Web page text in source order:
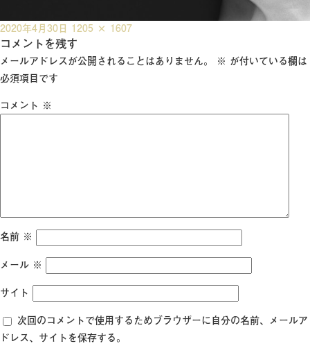
投
稿
日:
2020年4月30日 フ
ル
サ
1205 × 1607
コメントを残す
メールアドレスが公開されることはありません。 ※ が付いている欄は
必須項目です
コメント ※
名前 ※
メール ※
サイト
次回のコメントで使用するためブラウザーに自分の名前、メールア
ドレス、サイトを保存する。